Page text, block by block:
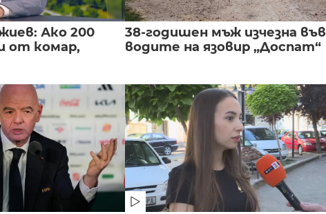
Ако 200
от комар,
38-годишен мъж изчезна във
водите на язовир „Доспат“